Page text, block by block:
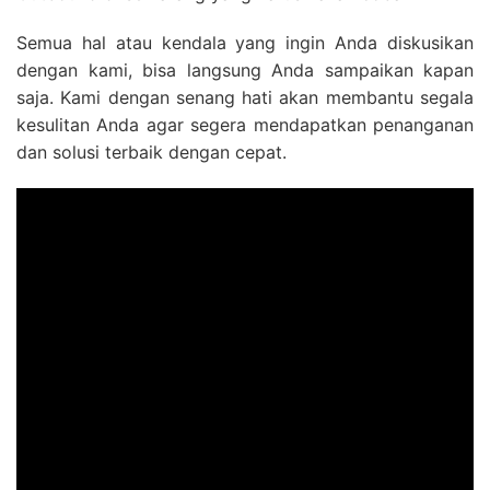
Semua hal atau kendala yang ingin Anda diskusikan
dengan kami, bisa langsung Anda sampaikan kapan
saja. Kami dengan senang hati akan membantu segala
kesulitan Anda agar segera mendapatkan penanganan
dan solusi terbaik dengan cepat.